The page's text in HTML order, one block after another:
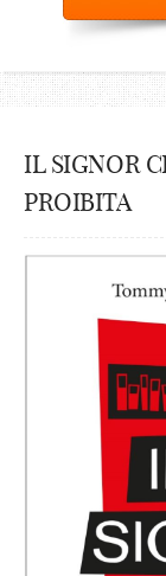
IL SIGNOR
PROIBITA